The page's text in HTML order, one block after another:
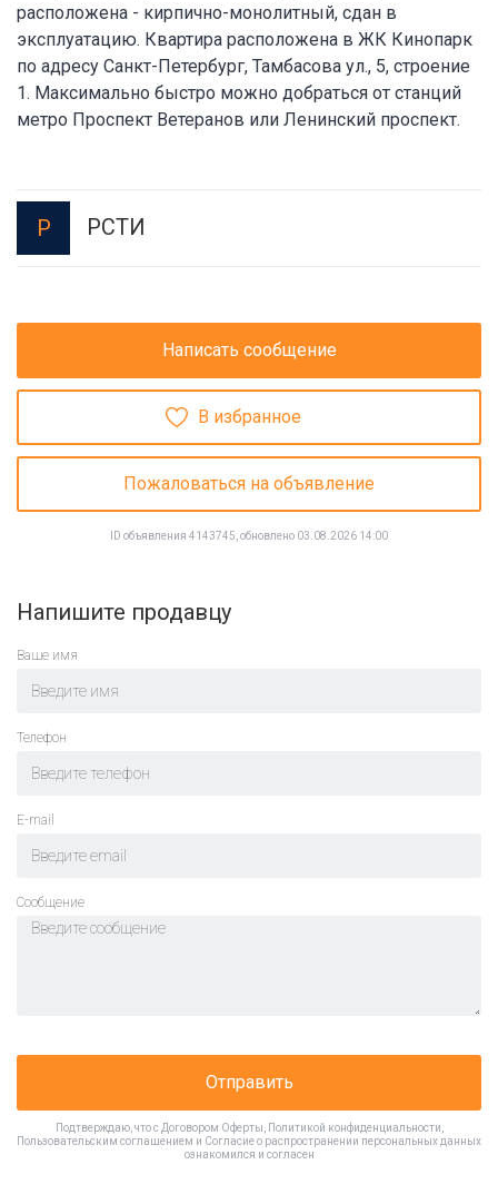
расположена - кирпично-монолитный, сдан в
эксплуатацию. Квартира расположена в ЖК Кинопарк
по адресу Санкт-Петербург, Тамбасова ул., 5, строение
1. Максимально быстро можно добраться от станций
метро Проспект Ветеранов или Ленинский проспект.
Р РСТИ
Написать сообщение
В избранное
Пожаловаться на объявление
ID объявления 4143745, обновлено 03.08.2026 14:00
Напишите продавцу
Ваше имя
Телефон
E-mail
Cообщение
Отправить
Подтверждаю, что с Договором Оферты Политикой конфиденциальности
Пользовательским соглашением и Согласие о распространении персональных данных
ознакомился и согласен